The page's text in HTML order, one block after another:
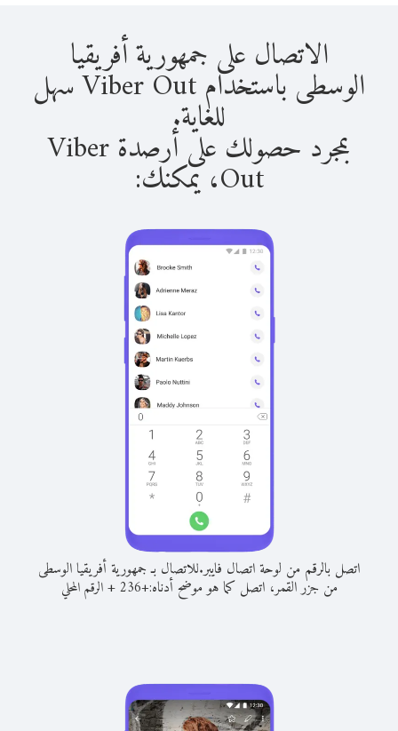
الاتصال على جمهورية أفريقيا
الوسطى باستخدام Viber Out سهل
للغاية.
بمجرد حصولك على أرصدة Viber
Out، يمكنك:
اتصل بالرقم من لوحة اتصال فايبر.للاتصال بـ جمهورية أفريقيا الوسطى
من جزر القمر، اتصل كما هو موضح أدناه:+
236
+الرقم المحلي